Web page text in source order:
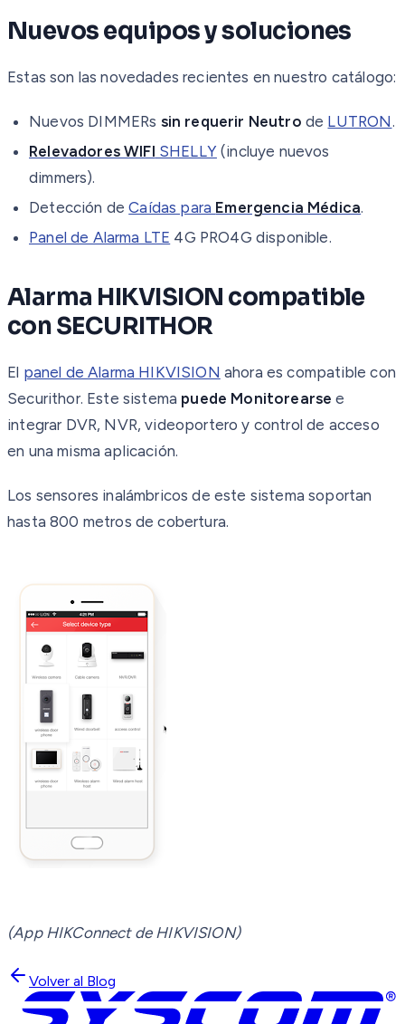
Nuevos equipos y soluciones
Estas son las novedades recientes en nuestro catálogo:
Nuevos DIMMERs sin requerir Neutro de LUTRON.
Relevadores WIFI SHELLY (incluye nuevos
dimmers).
Detección deCaídas para Emergencia Médica.
Panel de Alarma LTE 4G PRO4G disponible.
Alarma HIKVISION compatible
con SECURITHOR
El panel de Alarma HIKVISION ahora es compatible con
Securithor. Este sistema puede Monitorearse e
integrar DVR, NVR, videoportero y control de acceso
en una misma aplicación.
Los sensores inalámbricos de este sistema soportan
hasta 800 metros de cobertura.
(App HIKConnect de HIKVISION)
Volver al Blog